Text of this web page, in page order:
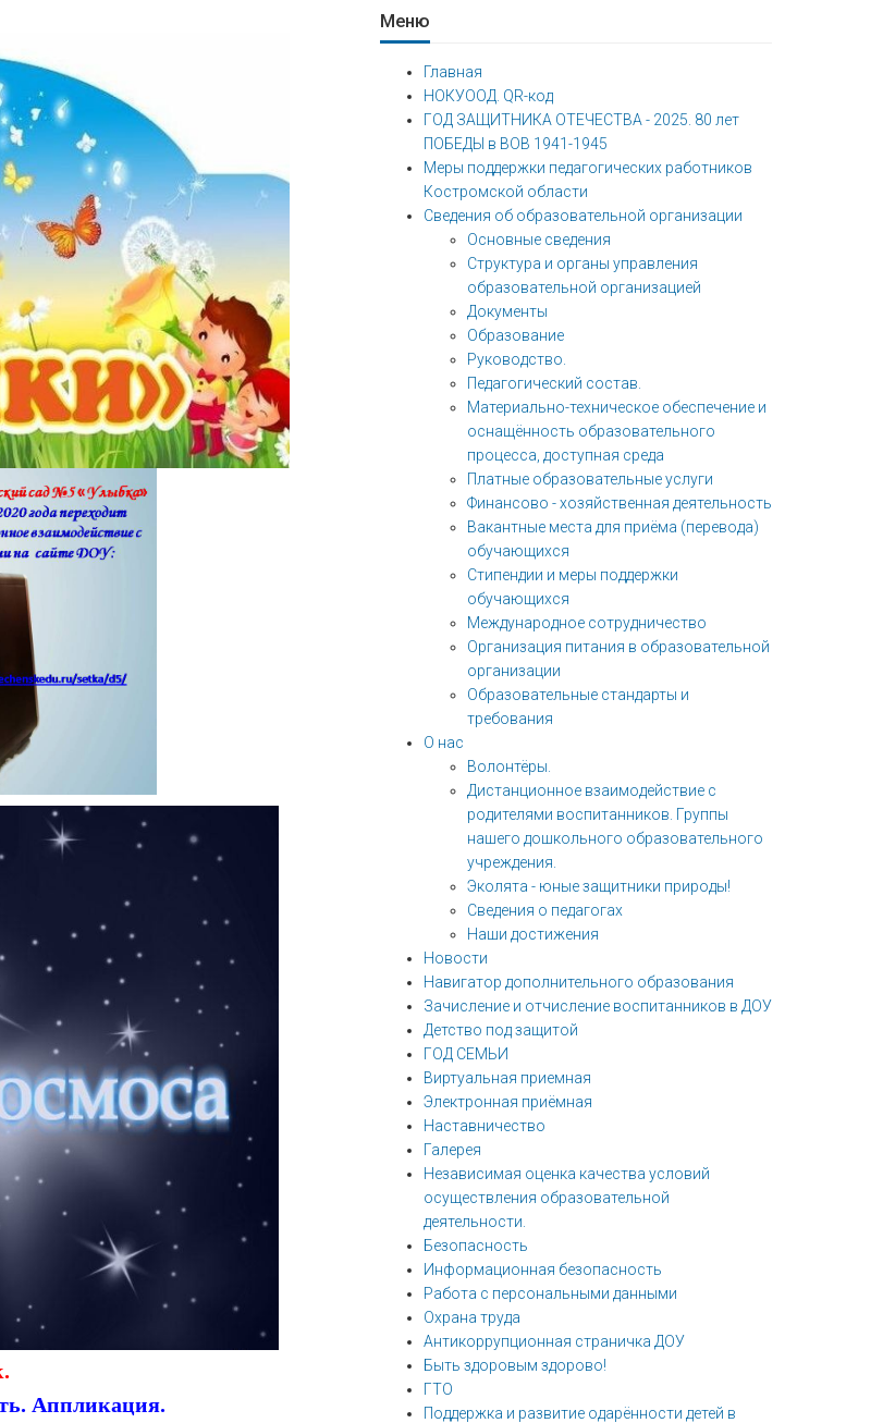
Аппликация.
Меню
Главная
НОКУООД. QR-код
ГОД ЗАЩИТНИКА ОТЕЧЕСТВА - 2025. 80 лет
ПОБЕДЫ в ВОВ 1941-1945
Меры поддержки педагогических работников
Костромской области
Сведения об образовательной организации
Основные сведения
Структура и органы управления
образовательной организацией
Документы
Образование
Руководство.
Педагогический состав.
Материально-техническое обеспечение и
оснащённость образовательного
процесса, доступная среда
Платные образовательные услуги
Финансово - хозяйственная деятельность
Вакантные места для приёма (перевода)
обучающихся
Стипендии и меры поддержки
обучающихся
Международное сотрудничество
Организация питания в образовательной
организации
Образовательные стандарты и
требования
О нас
Волонтёры.
Дистанционное взаимодействие с
родителями воспитанников. Группы
нашего дошкольного образовательного
учреждения.
Эколята - юные защитники природы!
Сведения о педагогах
Наши достижения
Новости
Навигатор дополнительного образования
Зачисление и отчисление воспитанников в ДОУ
Детство под защитой
ГОД СЕМЬИ
Виртуальная приемная
Электронная приёмная
Наставничество
Галерея
Независимая оценка качества условий
осуществления образовательной
деятельности.
Безопасность
Информационная безопасность
Работа с персональными данными
Охрана труда
Антикоррупционная страничка ДОУ
Быть здоровым здорово!
ГТО
Поддержка и развитие одарённости детей в